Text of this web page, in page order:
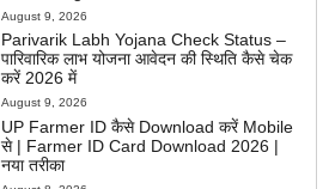
August 9, 2026
Parivarik Labh Yojana Check Status –
पारिवारिक लाभ योजना आवेदन की स्थिति कैसे चेक
करें 2026 में
August 9, 2026
UP Farmer ID कैसे Download करें Mobile
से | Farmer ID Card Download 2026 |
नया तरीका